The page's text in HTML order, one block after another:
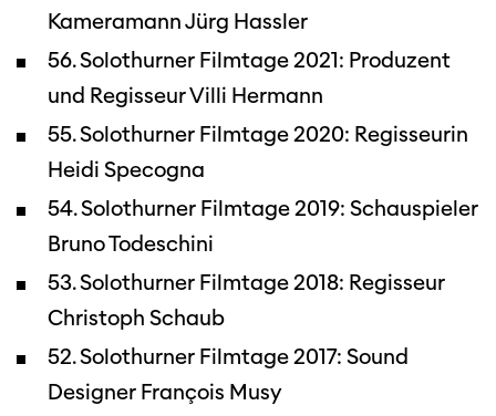
Kameramann Jürg Hassler
56. Solothurner Filmtage 2021: Produzent
und Regisseur Villi Hermann
55. Solothurner Filmtage 2020: Regisseurin
Heidi Specogna
54. Solothurner Filmtage 2019: Schauspieler
Bruno Todeschini
53. Solothurner Filmtage 2018: Regisseur
Christoph Schaub
52. Solothurner Filmtage 2017: Sound
Designer François Musy